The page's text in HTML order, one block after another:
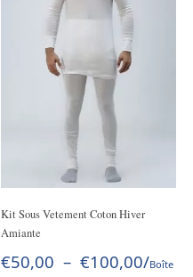
Kit Sous Vetement Coton Hiver
Amiante
€50,00 – €100,00/Boîte